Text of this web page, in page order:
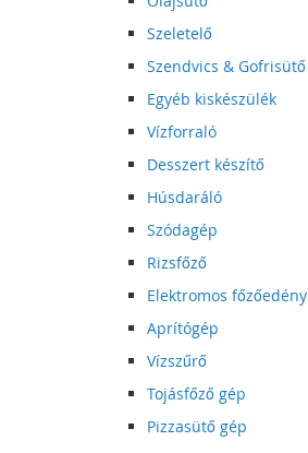
Szeletelő
Szendvics & Gofrisütő
Egyéb kiskészülék
Vízforraló
Desszert készítő
Húsdaráló
Szódagép
Rizsfőző
Elektromos főzőedény
Aprítógép
Vízszűrő
Tojásfőző gép
Pizzasütő gép